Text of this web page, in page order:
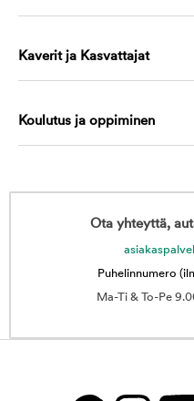
Kaverit ja Kasvattajat
Koulutus ja oppiminen
Ota yhteyttä,
Puhelinnumero
Ma-Ti & To-Pe